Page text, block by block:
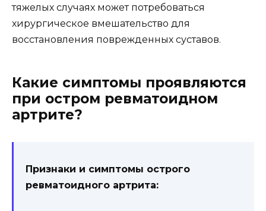
тяжелых случаях может потребоваться
хирургическое вмешательство для
восстановления поврежденных суставов.
Какие симптомы проявляются
при остром ревматоидном
артрите?
Признаки и симптомы острого
ревматоидного артрита: